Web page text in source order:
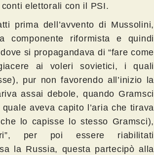
elettorali con il PSI.
prima dell’avvento di Mussolini,
componente riformista e quindi
si propagandava di “fare come
ai voleri sovietici, i quali
pur non favorendo all’inizio la
assai debole, quando Gramsci
aveva capito l’aria che tirava
lo capisse lo stesso Gramsci),
per poi essere riabilitati
la Russia, questa partecipò alla